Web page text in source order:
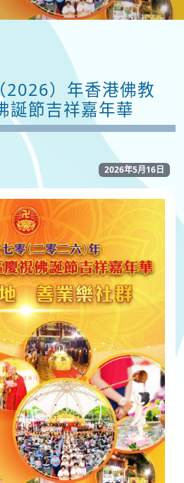
2026）年香港佛教
誕節吉祥嘉年華
2026年5月16日